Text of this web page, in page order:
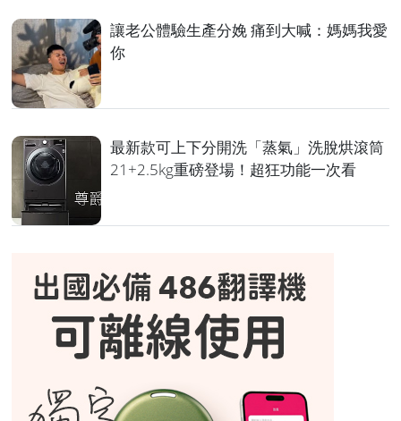
讓老公體驗生產分娩 痛到大喊：媽媽我愛
你
最新款可上下分開洗「蒸氣」洗脫烘滾筒
21+2.5kg重磅登場！超狂功能一次看